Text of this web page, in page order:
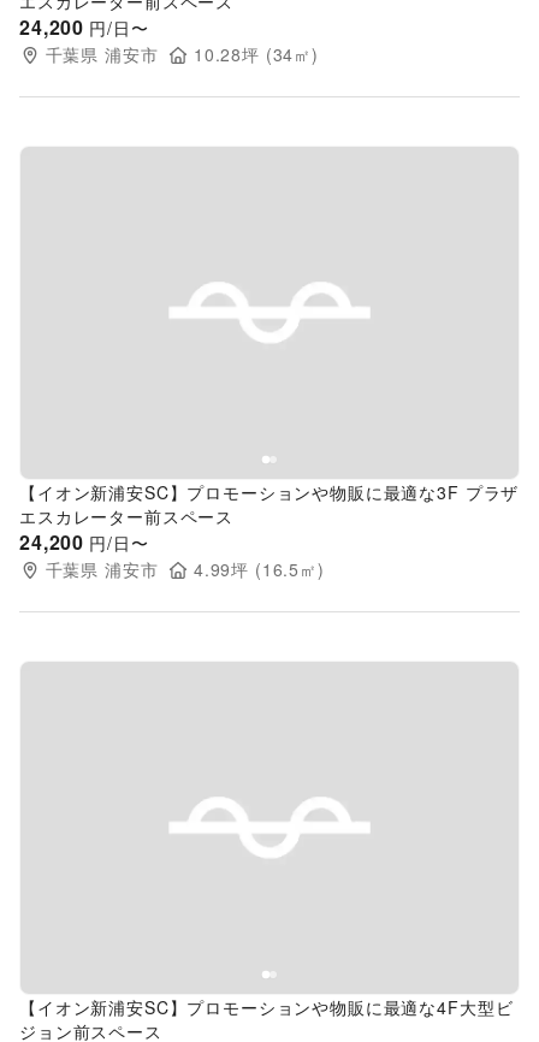
24,200 円/日〜
千葉県 浦安市 10.28坪 (34㎡)
Previous slide
【イオン新浦安SC】プロモーションや物販に最適な3F プラザ
エスカレーター前スペース
24,200 円/日〜
千葉県 浦安市 4.99坪 (16.5 ㎡)
Previous slide
【イオン新浦安SC】プロモーションや物販に最適な4F大型ビ
ジョン前スペース